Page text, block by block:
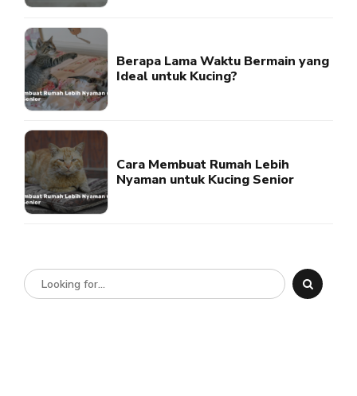
Berapa Lama Waktu Bermain yang
Ideal untuk Kucing?
Cara Membuat Rumah Lebih
Nyaman untuk Kucing Senior